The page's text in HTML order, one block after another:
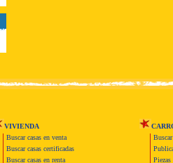
VIVIENDA
Buscar casas en venta
Buscar casas certificadas
Buscar casas en renta
Piezas